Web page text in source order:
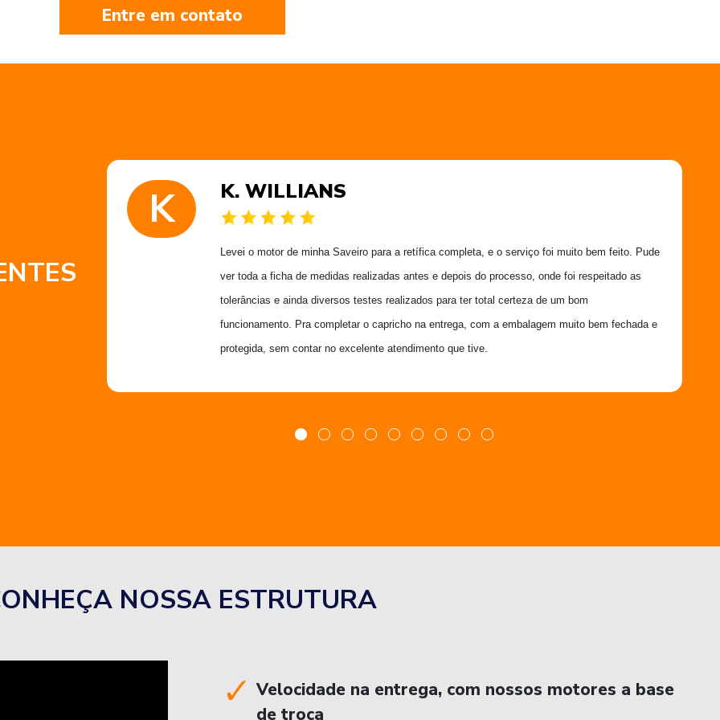
Entre em contato
K K. WILLIANS
Levei o motor de minha Saveiro para a retífica completa, e o serviço foi muito bem feito. Pude
ver toda a ficha de medidas realizadas antes e depois do processo, onde foi respeitado as
tolerâncias e ainda diversos testes realizados para ter total certeza de um bom
funcionamento. Pra completar o capricho na entrega, com a embalagem muito bem fechada e
protegida, sem contar no excelente atendimento que tive.
NOSSA ESTRUTURA
Velocidade na entrega, com nossos motores a base
de troca